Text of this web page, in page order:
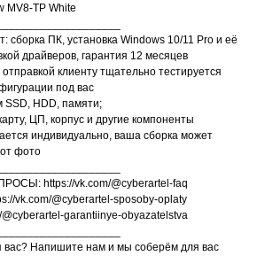
MV8-TP White
сборка ПК, установка Windows 10/11 Pro и её
драйверов, гарантия 12 месяцев
клиенту тщательно тестируется
под вас
SSD, HDD, памяти;
ЦП, корпус и другие компоненты
индивидуально, ваша сборка может
фото
https://vk.com/@cyberartel-faq
@cyberartel-sposoby-oplaty
garantiinye-obyazatelstva
Напишите нам и мы соберём для вас